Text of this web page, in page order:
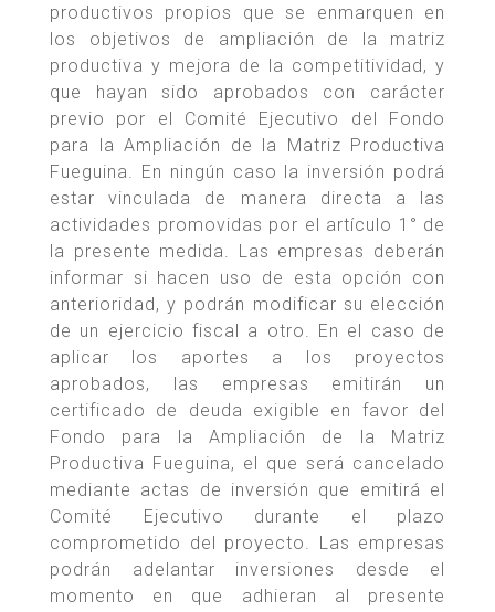
productivos propios que se enmarquen en
los objetivos de ampliación de la matriz
productiva y mejora de la competitividad, y
que hayan sido aprobados con carácter
previo por el Comité Ejecutivo del Fondo
para la Ampliación de la Matriz Productiva
Fueguina. En ningún caso la inversión podrá
estar vinculada de manera directa a las
actividades promovidas por el artículo 1° de
la presente medida. Las empresas deberán
informar si hacen uso de esta opción con
anterioridad, y podrán modificar su elección
de un ejercicio fiscal a otro. En el caso de
aplicar los aportes a los proyectos
aprobados, las empresas emitirán un
certificado de deuda exigible en favor del
Fondo para la Ampliación de la Matriz
Productiva Fueguina, el que será cancelado
mediante actas de inversión que emitirá el
Comité Ejecutivo durante el plazo
comprometido del proyecto. Las empresas
podrán adelantar inversiones desde el
momento en que adhieran al presente